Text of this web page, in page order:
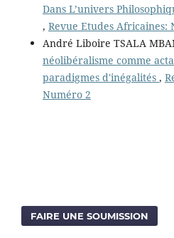
Dans L’univers
, Revue Etudes Africaines:
André Liboire TSALA
néolibéralisme comme
paradigmes d'inégalités ,
Numéro 2
FAIRE UNE SOUMISSION